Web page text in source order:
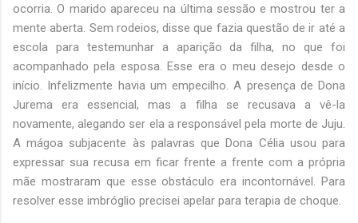
ocorria. O marido apareceu na última sessão e mostrou ter a
mente aberta. Sem rodeios, disse que fazia questão de ir até a
escola para testemunhar a aparição da filha, no que foi
acompanhado pela esposa. Esse era o meu desejo desde o
início. Infelizmente havia um empecilho. A presença de Dona
Jurema era essencial, mas a filha se recusava a vê-la
novamente, alegando ser ela a responsável pela morte de Juju.
A mágoa subjacente às palavras que Dona Célia usou para
expressar sua recusa em ficar frente a frente com a própria
mãe mostraram que esse obstáculo era incontornável. Para
resolver esse imbróglio precisei apelar para terapia de choque.